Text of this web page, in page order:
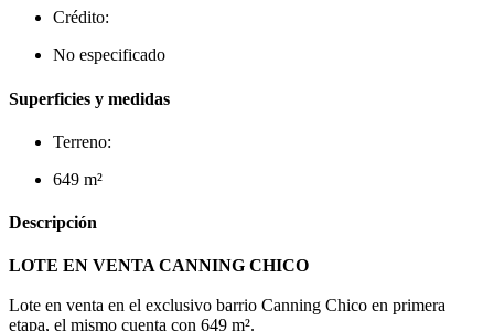
Crédito:
No especificado
Superficies y medidas
Terreno:
649 m²
Descripción
LOTE EN VENTA CANNING CHICO
Lote en venta en el exclusivo barrio Canning Chico en primera
etapa, el mismo cuenta con 649 m².